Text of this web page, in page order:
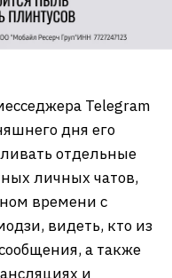
Telegram
дня его
отдельные
личных чатов,
времени с
видеть, кто из
а также
и